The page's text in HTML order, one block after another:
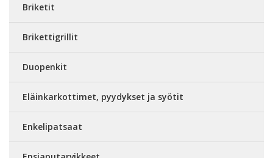
Briketit
Brikettigrillit
Duopenkit
Eläinkarkottimet, pyydykset ja syötit
Enkelipatsaat